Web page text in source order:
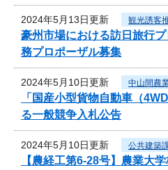
2024年5月13日更新 観光誘客
豪州市場における訪日旅行
務プロポーザル募集
2024年5月10日更新 中山間農
「国産小型貨物自動車（
る一般競争入札公告
2024年5月10日更新 公共建築
【農経工第6-28号】農業大